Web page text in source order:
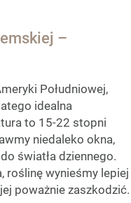
–
Południowej,
idealna
to 15-22 stopni
niedaleko okna,
światła dziennego.
roślinę wynieśmy lepiej
poważnie zaszkodzić.